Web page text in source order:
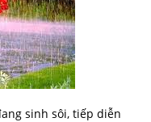
sinh sôi, tiếp diễn